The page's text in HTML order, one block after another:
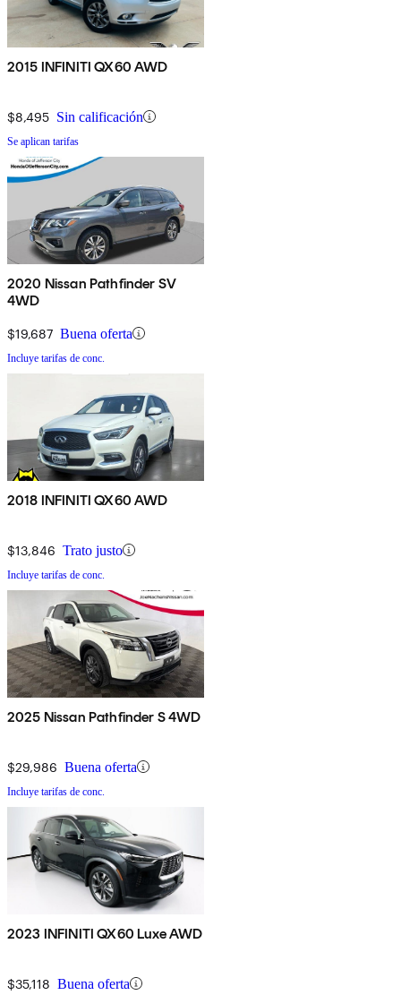
2015 INFINITI QX60 AWD
$8,495 Sin calificación
Se aplican tarifas
2020 Nissan Pathfinder SV
4WD
$19,687 Buena oferta
Incluye tarifas de conc.
2018 INFINITI QX60 AWD
$13,846 Trato justo
Incluye tarifas de conc.
2025 Nissan Pathfinder S 4WD
$29,986 Buena oferta
Incluye tarifas de conc.
2023 INFINITI QX60 Luxe AWD
$35,118 Buena oferta